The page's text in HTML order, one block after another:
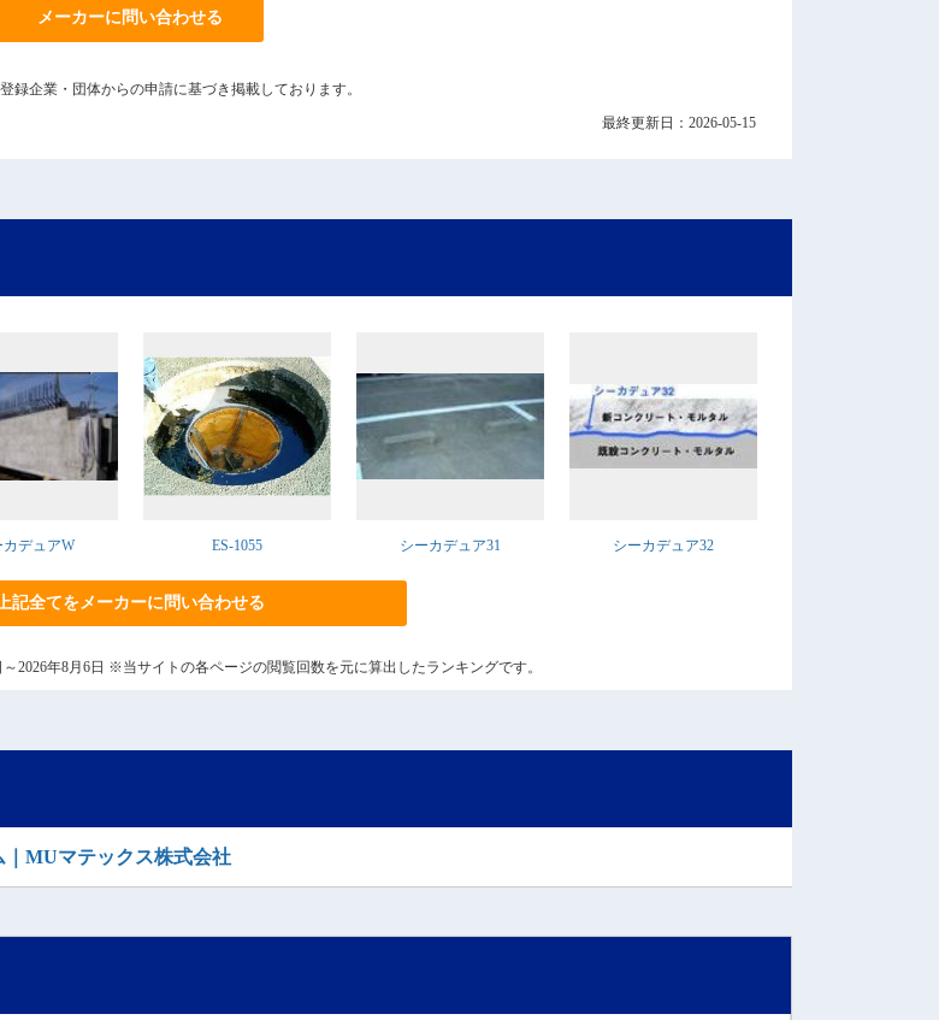
メーカーに問い合わせる
録企業・団体からの申請に基づき掲載しております。
最終更新日：2026-05-15
カデュアW ES-1055 シーカデュア31 シーカデュア32
記全てをメーカーに問い合わせる
2026年8月6日 ※当サイトの各ページの閲覧回数を元に算出したランキングです。
MUマテックス株式会社